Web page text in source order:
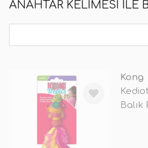
ANAHTAR KELIMESI ILE
Kong
Balık